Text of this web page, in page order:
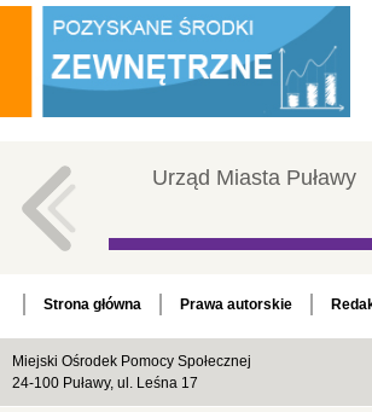
Urząd Miasta Puławy
Strona główna Prawa autorskie
Miejski Ośrodek Pomocy Społecznej
24-100 Puławy, ul. Leśna 17